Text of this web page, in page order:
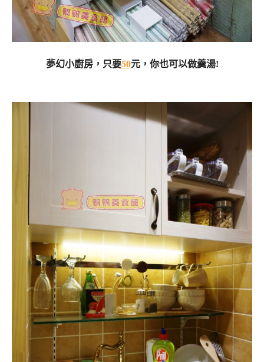
夢幻小廚房，只要50元，你也可以做羹湯!